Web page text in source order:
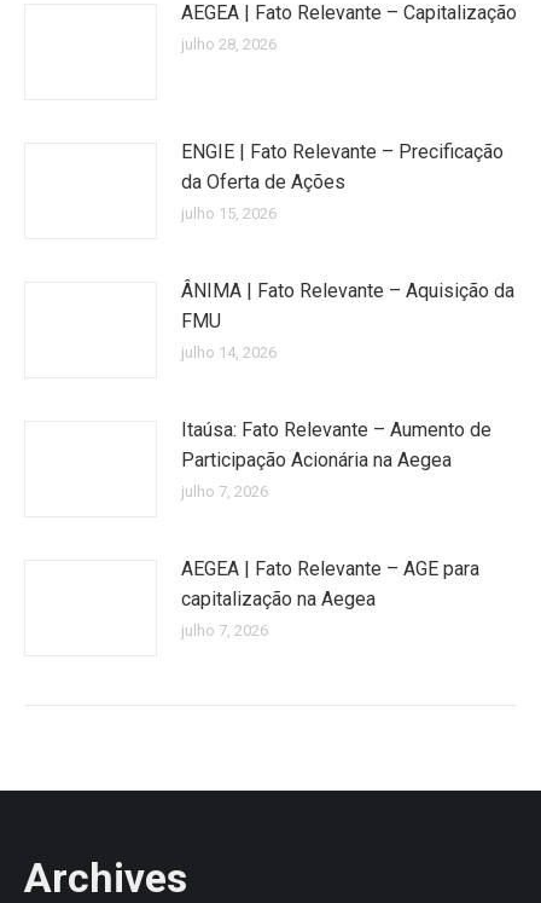
AEGEA | Fato Relevante – Capitalização
julho 28, 2026
ENGIE | Fato Relevante – Precificação
da Oferta de Ações
julho 15, 2026
ÂNIMA | Fato Relevante – Aquisição da
FMU
julho 14, 2026
Itaúsa: Fato Relevante – Aumento de
Participação Acionária na Aegea
julho 7, 2026
AEGEA | Fato Relevante – AGE para
capitalização na Aegea
julho 7, 2026
Archives